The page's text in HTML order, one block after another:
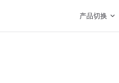
产品切换